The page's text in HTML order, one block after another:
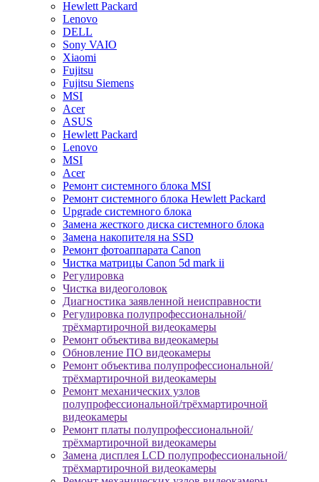
Hewlett Packard
Lenovo
DELL
Sony VAIO
Xiaomi
Fujitsu
Fujitsu Siemens
MSI
Acer
ASUS
Hewlett Packard
Lenovo
MSI
Acer
Ремонт системного блока MSI
Ремонт системного блока Hewlett Packard
Upgrade системного блока
Замена жесткого диска системного блока
Замена накопителя на SSD
Ремонт фотоаппарата Canon
Чистка матрицы Canon 5d mark ii
Регулировка
Чистка видеоголовок
Диагностика заявленной неисправности
Регулировка полупрофессиональной/
трёхмартирочной видеокамеры
Ремонт объектива видеокамеры
Обновление ПО видеокамеры
Ремонт объектива полупрофессиональной/
трёхмартирочной видеокамеры
Ремонт механических узлов
полупрофессиональной/трёхмартирочной
видеокамеры
Ремонт платы полупрофессиональной/
трёхмартирочной видеокамеры
Замена дисплея LCD полупрофессиональной/
трёхмартирочной видеокамеры